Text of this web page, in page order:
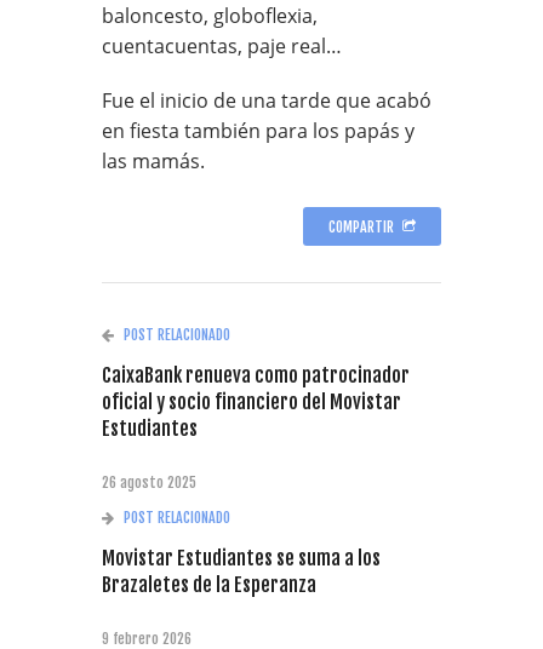
baloncesto, globoflexia,
cuentacuentas, paje real…
Fue el inicio de una tarde que acabó
en fiesta también para los papás y
las mamás.
COMPARTIR
POST RELACIONADO
CaixaBank renueva como patrocinador
oficial y socio financiero del Movistar
Estudiantes
26 agosto 2025
POST RELACIONADO
Movistar Estudiantes se suma a los
Brazaletes de la Esperanza
9 febrero 2026